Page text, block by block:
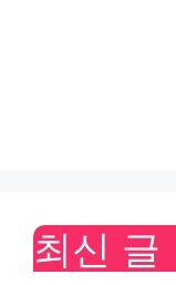
최신 글